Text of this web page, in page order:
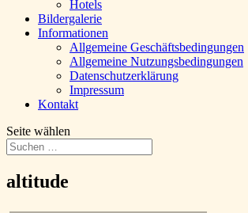
Hotels
Bildergalerie
Informationen
Allgemeine Geschäftsbedingungen
Allgemeine Nutzungsbedingungen
Datenschutzerklärung
Impressum
Kontakt
Seite wählen
altitude